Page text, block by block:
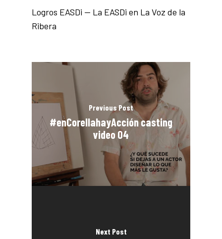
Logros EASDi — La EASDi en La Voz de la
Ribera
Previous Post
#enCorellahayAcción casting
video 04
Next Post